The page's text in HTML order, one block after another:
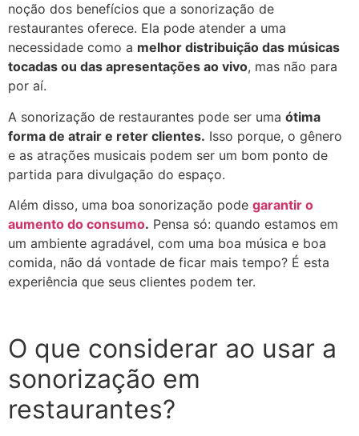
noção dos benefícios que a sonorização de
restaurantes oferece. Ela pode atender a uma
necessidade como a melhor distribuição das músicas
tocadas ou das apresentações ao vivo, mas não para
por aí.
A sonorização de restaurantes pode ser uma ótima
forma de atrair e reter clientes. Isso porque, o gênero
e as atrações musicais podem ser um bom ponto de
partida para divulgação do espaço.
Além disso, uma boa sonorização pode garantir o
aumento do consumo. Pensa só: quando estamos em
um ambiente agradável, com uma boa música e boa
comida, não dá vontade de ficar mais tempo? É esta
experiência que seus clientes podem ter.
O que considerar ao usar a
sonorização em
restaurantes?